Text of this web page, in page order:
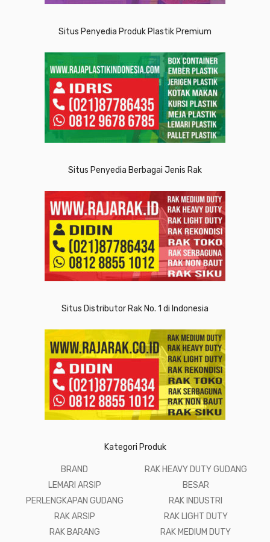
Situs Penyedia Produk Plastik Premium
Situs Penyedia Berbagai Jenis Rak
Situs Distributor Rak No. 1 di Indonesia
Kategori Produk
BRAND
LEMARI ARSIP
PERLENGKAPAN GUDANG
RAK ARSIP
RAK BARANG
RAK HEAVY DUTY GUDANG
BESAR
RAK INDUSTRI
RAK LIGHT DUTY
RAK MEDIUM DUTY